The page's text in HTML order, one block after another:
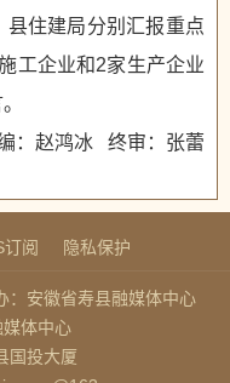
住建局分别汇报重点
工企业和2家生产企业
：赵鸿冰 终审：张蕾
订阅 隐私保护
：安徽省寿县融媒体中心
体中心
国投大厦